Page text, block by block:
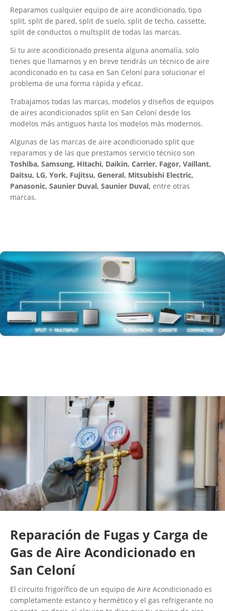
Reparamos cualquier equipo de aire acondicionado, tipo
split, split de pared, split de suelo, split de techo, cassette,
split de conductos o multsplit de todas las marcas.
Si tu aire acondicionado presenta alguna anomalía, solo
tienes que llamarnos y en breve tendrás un técnico de aire
acondiconado en tu casa en San Celoní para solucionar el
problema de una forma rápida y eficaz.
Trabajamos todas las marcas, modelos y diseños de equipos
de aires acondicionados split en San Celoní desde los
modelos más antiguos hasta los modelos más modernos.
Algunas de las marcas de aire acondicionado split que
reparamos y de las que prestamos servicio técnico son
Toshiba, Samsung, Hitachi, Daikin, Carrier, Fagor, Vaillant,
Daitsu, LG, York, Fujitsu, General, Mitsubishi Electric,
Panasonic, Saunier Duval, Saunier Duval, entre otras
marcas.
Reparación de Fugas y Carga de
Gas de Aire Acondicionado en
San Celoní
El circuito frigorífico de un equipo de Aire Acondicionado es
completamente estanco y hermético y el gas refrigerante no